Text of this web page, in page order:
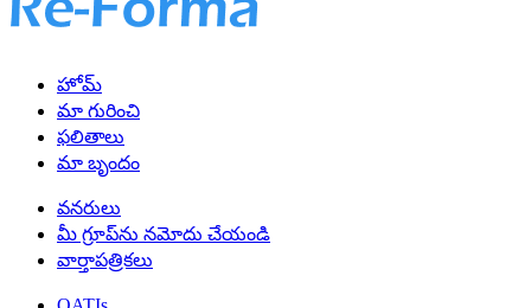
హోమ్
మా గురించి
ఫలితాలు
మా బృందం
వనరులు
మీ గ్రూప్‌ను నమోదు చేయండి
వార్తాపత్రికలు